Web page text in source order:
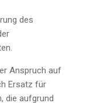
des
Anspruch auf
Ersatz für
die aufgrund